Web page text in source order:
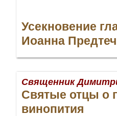
Усекновение
Иоанна
Священник
Святые отцы о
винопития